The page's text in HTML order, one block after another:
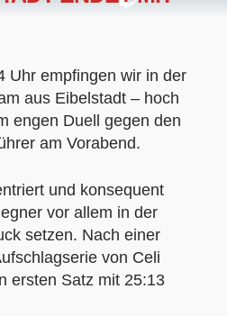
Uhr empfingen wir in der
aus Eibelstadt – hoch
engen Duell gegen den
am Vorabend.
und konsequent
vor allem in der
setzen. Nach einer
von Celi
ersten Satz mit 25:13